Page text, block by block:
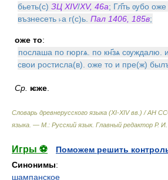
бьеть(с) ЗЦ XIV/XV, 46а; Гл҃ть ѹбо
възнесеть ˫а г(с)ь. Пал 1406, 185в;
оже то:
послаша по гюргѧ. по кн҃зѧ сѹждалю.
свои ростисла(в). оже то и пре(ж)
Ср. ѥже
Словарь древнерусского языка (XI-XIV вв.) / АН
языка. — М.: Русский язык. Главный редактор Р.
Игры ⚽
Поможем решить
Синонимы:
шампанское